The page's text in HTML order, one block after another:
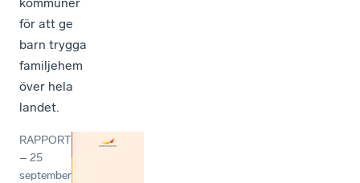
för att ge
barn trygga
familjehem
över hela
landet.
RAPPORT
–25
september